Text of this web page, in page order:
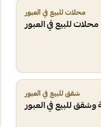
محلات للبيع في العبور
محلات للبيع في العبور
شقق للبيع في العبور
للبيع في العبور